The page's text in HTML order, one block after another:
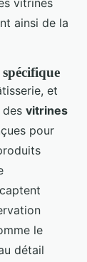
vitrines
ainsi de la
et
vitrines
pour
le
détail